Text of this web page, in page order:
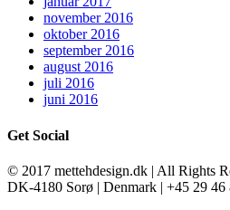
november 2016
oktober 2016
september 2016
august 2016
juli 2016
juni 2016
Get Social
© 2017 mettehdesign.dk | All Rights
DK-4180 Sorø | Denmark | +45 29 46